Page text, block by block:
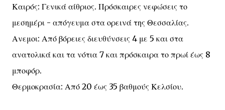
Καιρός: Γενικά αίθριος. Πρόσκαιρες νεφώσεις το
μεσημέρι - απόγευμα στα ορεινά της Θεσσαλίας.
Ανεμοι: Από βόρειες διευθύνσεις 4 με 5 και στα
ανατολικά και τα νότια 7 και πρόσκαιρα το πρωί έως 8
μποφόρ.
Θερμοκρασία: Από 20 έως 35 βαθμούς Κελσίου.